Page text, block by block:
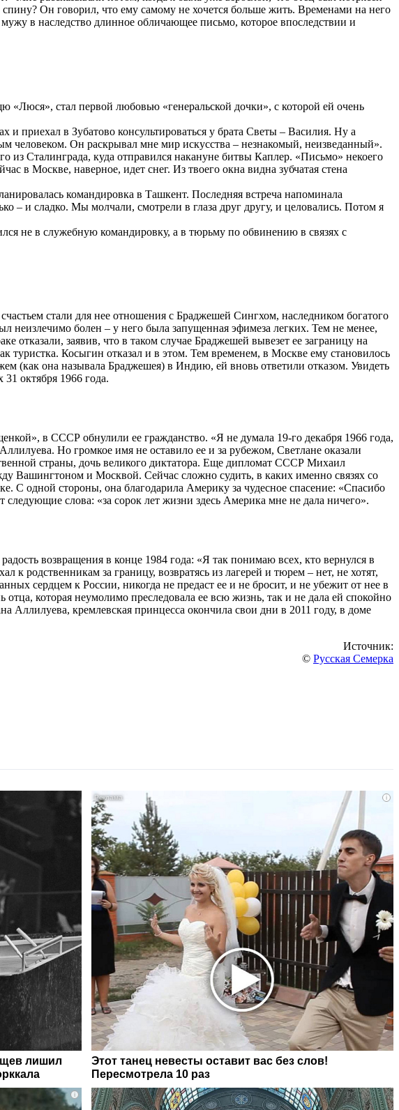
Он говорил, что ему самому не хочется больше жить. Временами на него
в наследство длинное обличающее письмо, которое впоследствии и
стал первой любовью «генеральской дочки», с которой ей очень
приехал в Зубатово консультироваться у брата Светы – Василия. Ну а
Он раскрывал мне мир искусства – незнакомый, неизведанный».
Сталинграда, куда отправился накануне битвы Каплер. «Письмо» некоего
в Москве, наверное, идет снег. Из твоего окна видна зубчатая стена
командировка в Ташкент. Последняя встреча напоминала
– и сладко. Мы молчали, смотрели в глаза друг другу, и целовались. Потом я
не в служебную командировку, а в тюрьму по обвинению в связях с
стали для нее отношения с Браджешей Сингхом, наследником богатого
неизлечимо болен – у него была запущенная эфимеза легких. Тем не менее,
отказали, заявив, что в таком случае Браджешей вывезет ее заграницу на
туристка. Косыгин отказал и в этом. Тем временем, в Москве ему становилось
(как она называла Браджешея) в Индию, ей вновь ответили отказом. Увидеть
октября 1966 года.
в СССР обнулили ее гражданство. «Я не думaлa 19-го декaбря 1966 годa,
Но громкое имя не оставило ее и за рубежом, Светлане оказали
страны, дочь великого диктатора. Еще дипломат СССР Михаил
Вашингтоном и Москвой. Сейчас сложно судить, в каких именно связях со
С одной стороны, она благодарила Америку за чудесное спасение: «Спасибо
слова: «за сорок лет жизни здесь Америка мне не дала ничего».
возвращения в конце 1984 года: «Я так понимаю всех, кто вернулся в
родственникам за границу, возвратясь из лагерей и тюрем – нет, не хотят,
сердцем к России, никогда не предаст ее и не бросит, и не убежит от нее в
которая неумолимо преследовала ее всю жизнь, так и не дала ей спокойно
Аллилуева, кремлевская принцесса окончила свои дни в 2011 году, в доме
Источник:
© Русская Семерка
лишил
i
Этот танец невесты оставит вас без слов!
Пересмотрела 10 раз
i